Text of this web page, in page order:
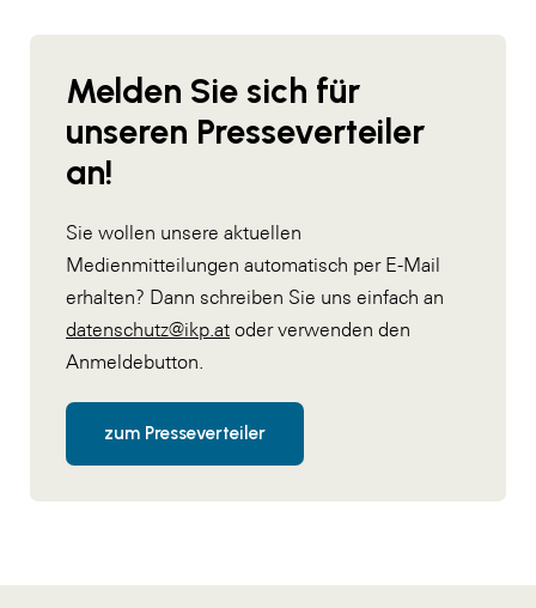
Melden Sie sich für
unseren Presseverteiler
an!
Sie wollen unsere aktuellen
Medienmitteilungen automatisch per E-Mail
erhalten? Dann schreiben Sie uns einfach an
datenschutz@ikp.at oder verwenden den
Anmeldebutton.
zum Presseverteiler